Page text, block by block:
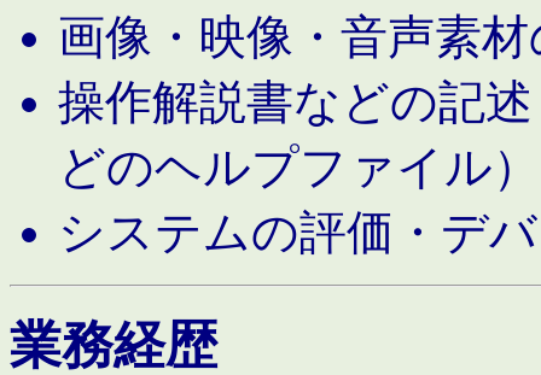
画像・映像・音声素
操作解説書などの記
どのヘルプファイル）
システムの評価・デ
業務経歴